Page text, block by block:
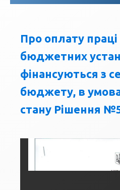
Про оплату
бюджетних
фінансуються з
бюджету, в
стану Рішення